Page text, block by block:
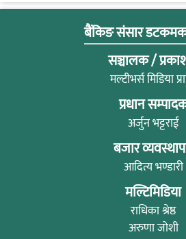
बैंकिङ संसार
सञ्चालक /
मल्टीभर्स मिडिया
प्रधान
अर्जुन भट्टराई
बजार
आदित्य भण्डारी
मल्टिमिडिया
राधिका श्रेष्ठ
अरुणा जोशी